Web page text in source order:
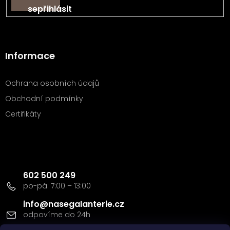
u
se
Informace
Ochrana osobních údajů
Obchodní podmínky
Certifikáty
info@nasegalanterie.cz
602 500 249